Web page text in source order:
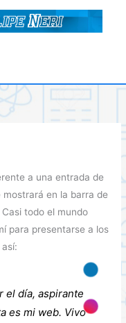
a una entrada de
en la barra de
todo el mundo
para presentarse a los
el día, aspirante
es mi web. Vivo